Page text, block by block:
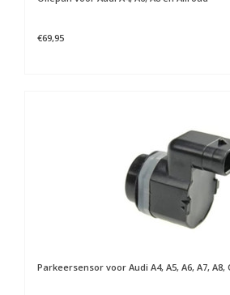
€69,95
Parkeersensor voor Audi A4, A5, A6, A7, A8,